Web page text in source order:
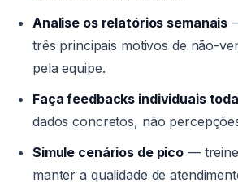
Analise os relatórios semanais
três principais motivos de não-
pela equipe.
Faça feedbacks individuais
dados concretos, não
Simule cenários de pico —
manter a qualidade de